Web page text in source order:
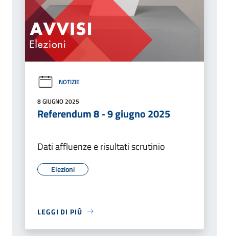
NOTIZIE
8 GIUGNO 2025
Referendum 8 - 9 giugno 2025
Dati affluenze e risultati scrutinio
Elezioni
LEGGI DI PIÙ